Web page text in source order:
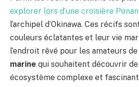
explorer lors d’une croisière
l’archipel d’Okinawa. Ces récifs
couleurs éclatantes et leur vie
l’endroit rêvé pour les amateurs de
marine qui souhaitent découvrir
écosystème complexe et